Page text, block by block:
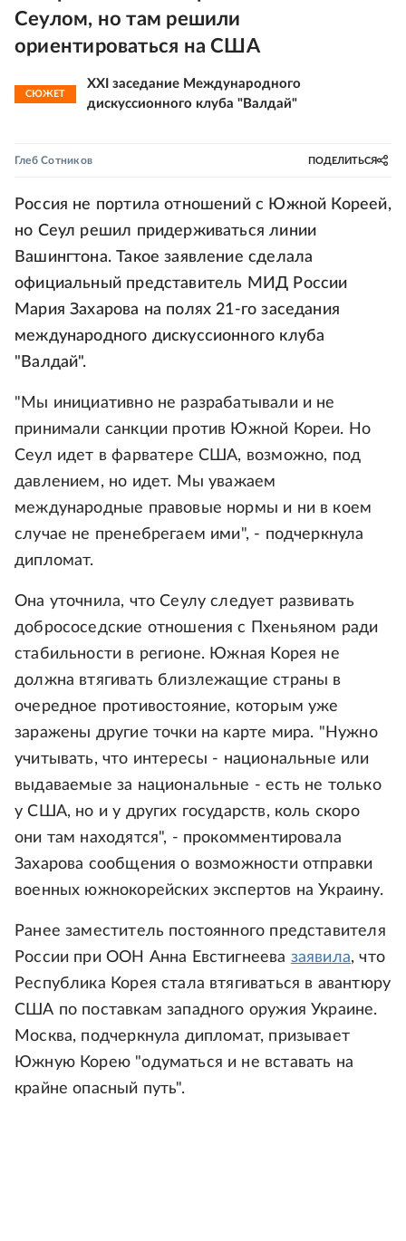
Сеулом, но там решили
ориентироваться на США
СЮЖЕТ
XXI заседание Международного
дискуссионного клуба "Валдай"
Глеб Сотников ПОДЕЛИТЬСЯ
Россия не портила отношений с Южной Кореей,
но Сеул решил придерживаться линии
Вашингтона. Такое заявление сделала
официальный представитель МИД России
Мария Захарова на полях 21-го заседания
международного дискуссионного клуба
"Валдай".
"Мы инициативно не разрабатывали и не
принимали санкции против Южной Кореи. Но
Сеул идет в фарватере США, возможно, под
давлением, но идет. Мы уважаем
международные правовые нормы и ни в коем
случае не пренебрегаем ими", - подчеркнула
дипломат.
Она уточнила, что Сеулу следует развивать
добрососедские отношения с Пхеньяном ради
стабильности в регионе. Южная Корея не
должна втягивать близлежащие страны в
очередное противостояние, которым уже
заражены другие точки на карте мира. "Нужно
учитывать, что интересы - национальные или
выдаваемые за национальные - есть не только
у США, но и у других государств, коль скоро
они там находятся", - прокомментировала
Захарова сообщения о возможности отправки
военных южнокорейских экспертов на Украину.
Ранее заместитель постоянного представителя
России при ООН Анна Евстигнеева заявила, что
Республика Корея стала втягиваться в авантюру
США по поставкам западного оружия Украине.
Москва, подчеркнула дипломат, призывает
Южную Корею "одуматься и не вставать на
крайне опасный путь".